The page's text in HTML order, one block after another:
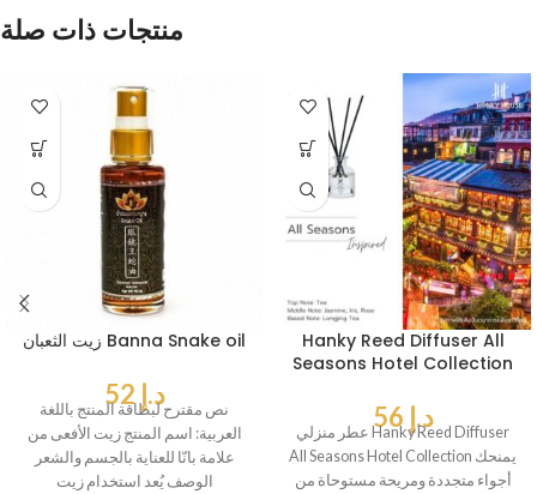
منتجات ذات صلة
زيت الثعبان Banna Snake oil
د.إ
نص مقترح لبطاقة المنتج باللغة
العربية: اسم المنتج زيت الأفعى من
علامة بانّا للعناية بالجسم والشعر
الوصف يُعد استخدام زيت
Hanky Reed Diffuser All
Seasons Hotel Collection
د.إ
عطر منزلي Hanky Reed Diffuser
All Seasons Hotel Collection يمنحك
أجواء متجددة ومريحة مستوحاة من